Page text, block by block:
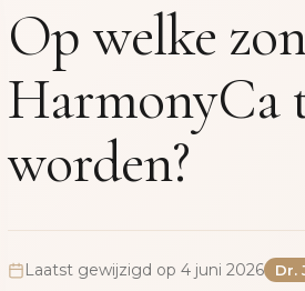
Op welke
HarmonyCa
worden?
Laatst gewijzigd op 4 juni 2026 Dr.